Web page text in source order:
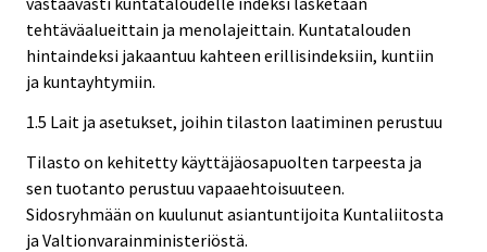
tehtäväalueittain ja menolajeittain. Kuntatalouden
hintaindeksi jakaantuu kahteen erillisindeksiin, kuntiin
ja kuntayhtymiin.
1.5 Lait ja asetukset, joihin tilaston laatiminen perustuu
Tilasto on kehitetty käyttäjäosapuolten tarpeesta ja
sen tuotanto perustuu vapaaehtoisuuteen.
Sidosryhmään on kuulunut asiantuntijoita Kuntaliitosta
ja Valtionvarainministeriöstä.